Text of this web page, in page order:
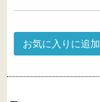
お気に入りに追加